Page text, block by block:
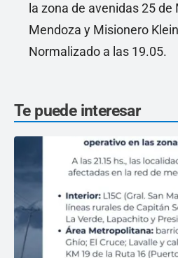
la zona de avenidas 25 de
Mendoza y Misionero
Normalizado a las 19.05.
Te puede interesar